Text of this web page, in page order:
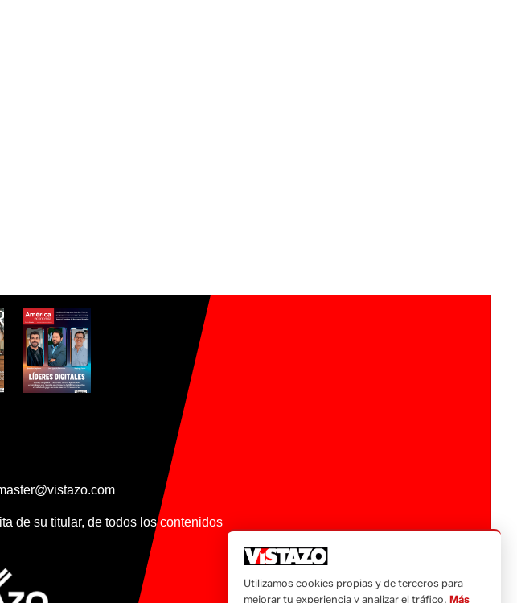
de su titular, de todos los contenidos
Utilizamos cookies propias y de terceros para
mejorar tu experiencia y analizar el tráfico. Más